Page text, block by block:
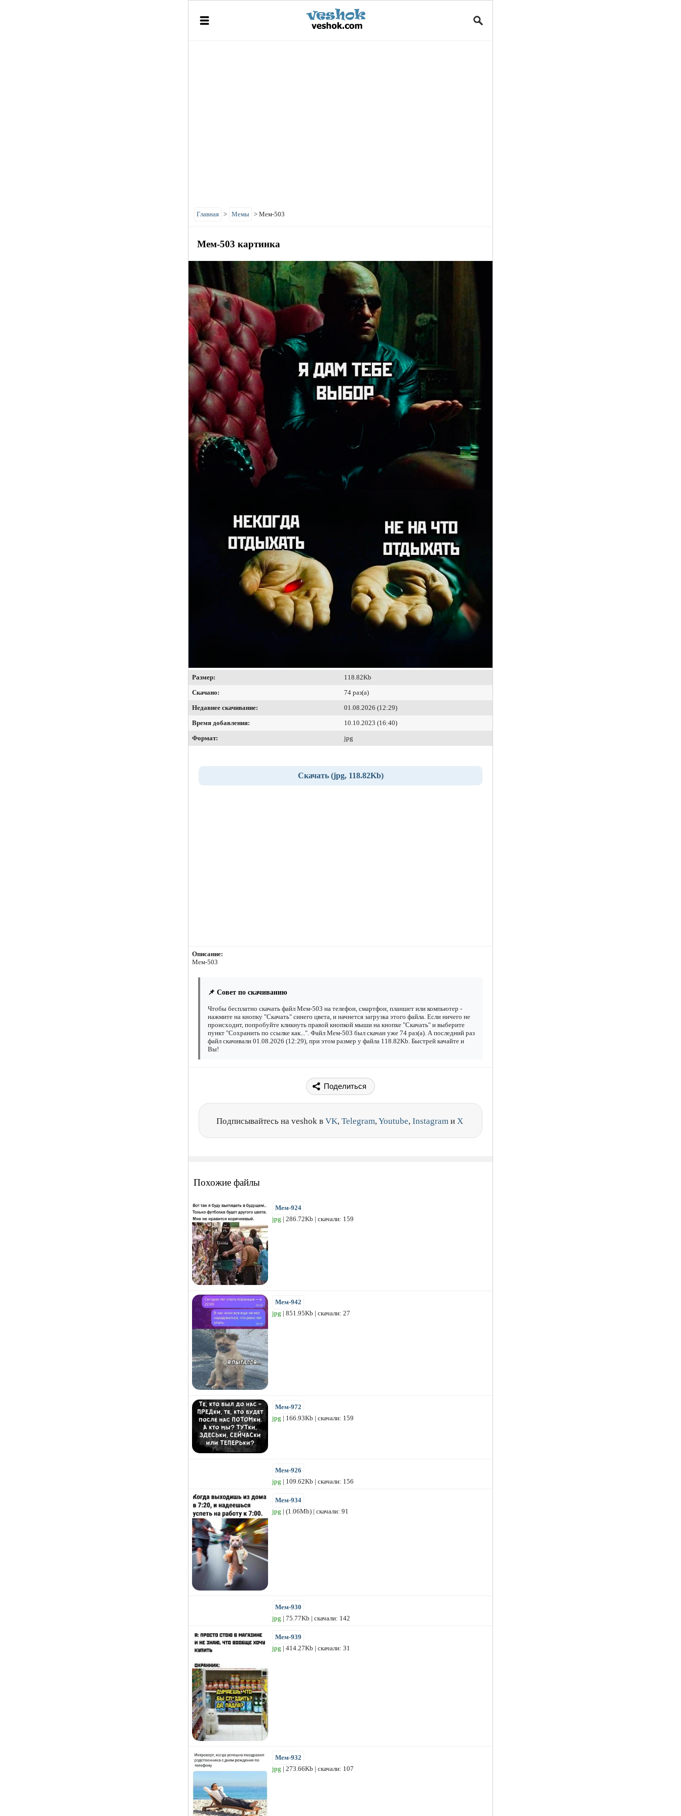
Главная > Мемы > Мем-503
Мем-503 картинка
Размер:
118.82Kb
Скачано:
74 раз(а)
Недавнее скачивание:
01.08.2026 (12:29)
Время добавления:
10.10.2023 (16:40)
Формат:
jpg
Скачать (jpg, 118.82Kb)
Описание:
Мем-503
📌 Совет по скачиванию
Чтобы бесплатно скачать файл Мем-503 на телефон, смартфон, планшет или компьютер -
нажмите на кнопку "Скачать" синего цвета, и начнется загрузка этого файла. Если ничего не
происходит, попробуйте кликнуть правой кнопкой мыши на кнопке "Скачать" и выберите
пункт "Сохранить по ссылке как...". Файл Мем-503 был скачан уже 74 раз(а). А последний раз
файл скачивали 01.08.2026 (12:29), при этом размер у файла 118.82Kb. Быстрей качайте и
Вы!
Поделиться
Подписывайтесь на veshok в VK, Telegram,Youtube, Instagram и X
Похожие файлы
Мем-924
jpg | 286.72Kb | скачали: 159
Мем-942
jpg | 851.95Kb | скачали: 27
Мем-972
jpg | 166.93Kb | скачали: 159
Мем-926
jpg | 109.62Kb | скачали: 156
Мем-934
jpg | (1.06Mb) | скачали: 91
Мем-930
jpg | 75.77Kb | скачали: 142
Мем-939
jpg | 414.27Kb | скачали: 31
Мем-932
jpg | 273.66Kb | скачали: 107